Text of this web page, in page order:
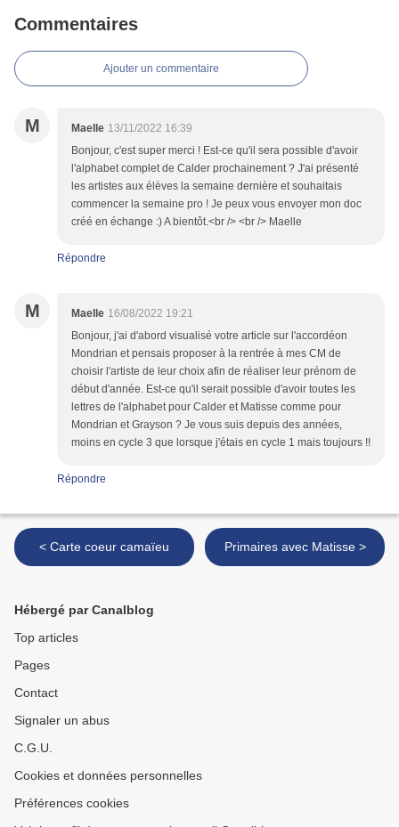
Commentaires
Ajouter un commentaire
M Maelle 13/11/2022 16:39
Bonjour, c'est super merci ! Est-ce qu'il sera possible d'avoir
l'alphabet complet de Calder prochainement ? J'ai présenté
les artistes aux élèves la semaine dernière et souhaitais
commencer la semaine pro ! Je peux vous envoyer mon doc
créé en échange :) A bientôt.<br /> <br /> Maelle
Répondre
M Maelle 16/08/2022 19:21
Bonjour, j'ai d'abord visualisé votre article sur l'accordéon
Mondrian et pensais proposer à la rentrée à mes CM de
choisir l'artiste de leur choix afin de réaliser leur prénom de
début d'année. Est-ce qu'il serait possible d'avoir toutes les
lettres de l'alphabet pour Calder et Matisse comme pour
Mondrian et Grayson ? Je vous suis depuis des années,
moins en cycle 3 que lorsque j'étais en cycle 1 mais toujours !!
Répondre
< Carte coeur camaïeu Primaires avec Matisse >
Hébergé par Canalblog
Top articles
Pages
Contact
Signaler un abus
C.G.U.
Cookies et données personnelles
Préférences cookies